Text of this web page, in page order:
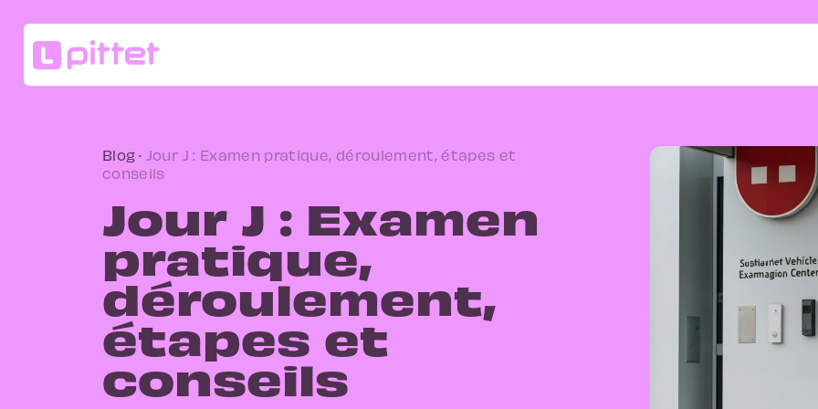
Blog · Jour J : Examen pratique, déroulement, étapes et
conseils
Jour J : Examen
pratique,
déroulement,
étapes et
conseils